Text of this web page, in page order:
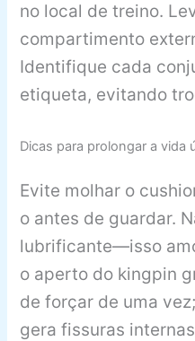
no local de treino.
compartimento
Identifique cada
etiqueta, evitando
Dicas para prolongar a vida
Evite molhar o
o antes de guardar.
lubrificante—isso
o aperto do kingpin
de forçar de uma
gera fissuras